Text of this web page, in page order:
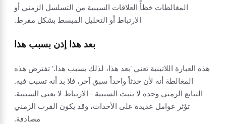
المغالطات خطأً العلاقات السببية من التسلسل الزمني أو
الارتباط أو التحليل المبسط بشكل مفرط.
بعد هذا إذن بسبب هذا
هذه العبارة اللاتينية تعني 'بعد هذا، لذلك بسبب هذا.' تفترض هذه
المغالطة أنه لأن حدثاً واحداً سبق آخر، فلا بد أنه تسبب فيه.
التتابع الزمني وحده لا يثبت السببية - الارتباط لا يعني السببية.
تؤثر عوامل عديدة على الأحداث، وقد يكون القرب الزمني
مصادفة.